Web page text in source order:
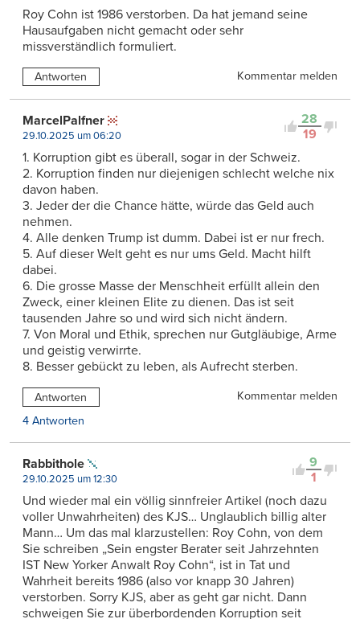
Roy Cohn ist 1986 verstorben. Da hat jemand seine
Hausaufgaben nicht gemacht oder sehr
missverständlich formuliert.
Antworten Kommentar melden
28
19
MarcelPalfner
29.10.2025 um 06:20
1. Korruption gibt es überall, sogar in der Schweiz.
2. Korruption finden nur diejenigen schlecht welche nix
davon haben.
3. Jeder der die Chance hätte, würde das Geld auch
nehmen.
4. Alle denken Trump ist dumm. Dabei ist er nur frech.
5. Auf dieser Welt geht es nur ums Geld. Macht hilft
dabei.
6. Die grosse Masse der Menschheit erfüllt allein den
Zweck, einer kleinen Elite zu dienen. Das ist seit
tausenden Jahre so und wird sich nicht ändern.
7. Von Moral und Ethik, sprechen nur Gutgläubige, Arme
und geistig verwirrte.
8. Besser gebückt zu leben, als Aufrecht sterben.
Antworten
Kommentar melden
4 Antworten
9
1
Rabbithole
29.10.2025 um 12:30
Und wieder mal ein völlig sinnfreier Artikel (noch dazu
voller Unwahrheiten) des KJS… Unglaublich billig alter
Mann… Um das mal klarzustellen: Roy Cohn, von dem
Sie schreiben „Sein engster Berater seit Jahrzehnten
IST New Yorker Anwalt Roy Cohn“, ist in Tat und
Wahrheit bereits 1986 (also vor knapp 30 Jahren)
verstorben. Sorry KJS, aber as geht gar nicht. Dann
schweigen Sie zur überbordenden Korruption seit